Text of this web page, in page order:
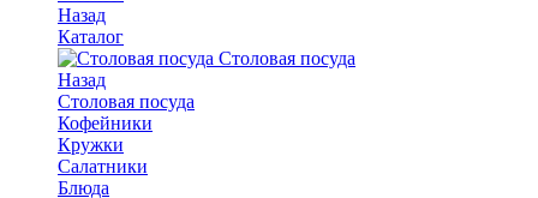
Назад
Каталог
Столовая посуда
Назад
Столовая посуда
Кофейники
Кружки
Салатники
Блюда